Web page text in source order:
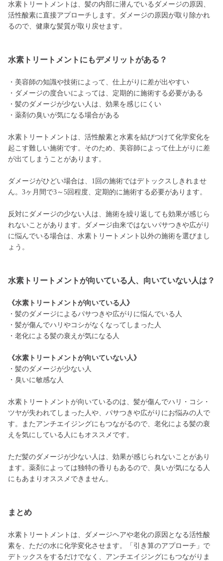
水素トリートメントは、髪の内部に潜んでいるダメージの原因、
活性酸素に直接アプローチします。ダメージの原因が取り除かれ
るので、健康な髪質が取り戻せます。
水素トリートメントにもデメリットがある？
・美容師の知識や技術によって、仕上がりに差が出やすい
・ダメージの度合いによっては、定期的に施術する必要がある
・髪のダメージが少ない人は、効果を感じにくい
・薬剤の臭いが気になる場合がある
水素トリートメントは、活性酸素と水素を結びつけて化学変化を
起こす難しい施術です。そのため、美容師によって仕上がりに差
が出てしまうことがあります。
ダメージがひどい場合は、1回の施術ではデトックスしきれませ
ん。3ヶ月間で3～5回程度、定期的に施術する必要があります。
反対にダメージの少ない人は、施術を繰り返しても効果が感じら
れないことがあります。ダメージ由来ではないパサつきや広がり
に悩んでいる場合は、水素トリートメント以外の施術を選びまし
ょう。
水素トリートメントが向いている人、向いていない人は？
《水素トリートメントが向いている人》
・髪のダメージによるパサつきや広がりに悩んでいる人
・髪が傷んでハリやコシがなくなってしまった人
・老化による髪の衰えが気になる人
《水素トリートメントが向いていない人》
・髪のダメージが少ない人
・臭いに敏感な人
水素トリートメントが向いているのは、髪が傷んでハリ・コシ・
ツヤが失われてしまった人や、パサつきや広がりにお悩みの人で
す。またアンチエイジングにもつながるので、老化による髪の衰
えを気にしている人にもオススメです。
ただ髪のダメージが少ない人は、効果が感じられないことがあり
ます。薬剤によっては独特の香りもあるので、臭いが気になる人
にもあまりオススメできません。
まとめ
水素トリートメントは、ダメージヘアや老化の原因となる活性酸
素を、ただの水に化学変化させます。「引き算のアプローチ」で
デトックスをするだけでなく、アンチエイジングにもつながりま